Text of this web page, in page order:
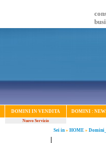
DOMINI IN VENDITA DOMINI :
Nuovo Servizio
Sei in » HOME »